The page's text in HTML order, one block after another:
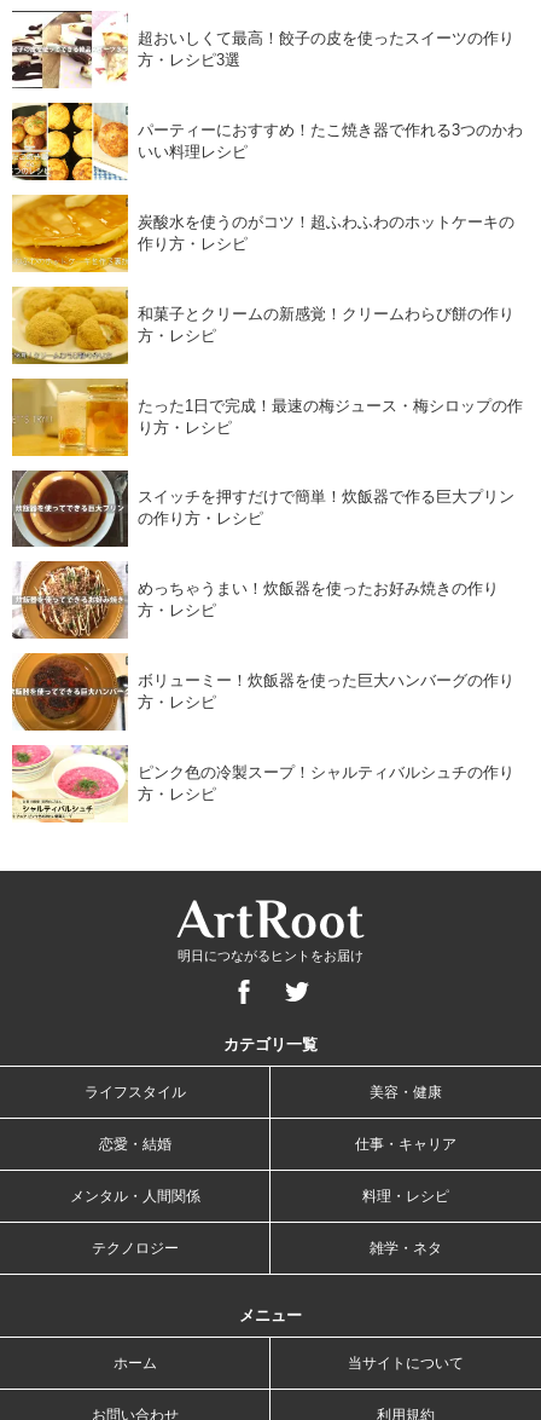
超おいしくて最高！餃子の皮を使ったスイーツの作り
方・レシピ3選
パーティーにおすすめ！たこ焼き器で作れる3つのかわ
いい料理レシピ
炭酸水を使うのがコツ！超ふわふわのホットケーキの
作り方・レシピ
和菓子とクリームの新感覚！クリームわらび餅の作り
方・レシピ
たった1日で完成！最速の梅ジュース・梅シロップの作
り方・レシピ
スイッチを押すだけで簡単！炊飯器で作る巨大プリン
の作り方・レシピ
めっちゃうまい！炊飯器を使ったお好み焼きの作り
方・レシピ
ボリューミー！炊飯器を使った巨大ハンバーグの作り
方・レシピ
ピンク色の冷製スープ！シャルティバルシュチの作り
方・レシピ
明日につながるヒントをお届け
カテゴリ一覧
ライフスタイル 美容・健康
恋愛・結婚 仕事・キャリア
メンタル・人間関係 料理・レシピ
テクノロジー 雑学・ネタ
メニュー
ホーム 当サイトについて
お問い合わせ 利用規約